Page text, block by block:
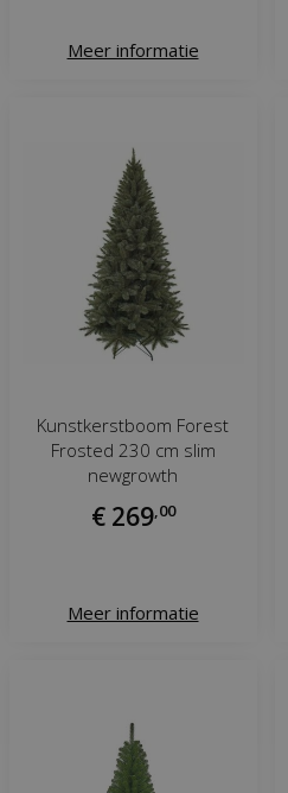
Meer informatie
Kunstkerstboom Forest
Frosted 230 cm slim
newgrowth
€ 269, 00
Meer informatie